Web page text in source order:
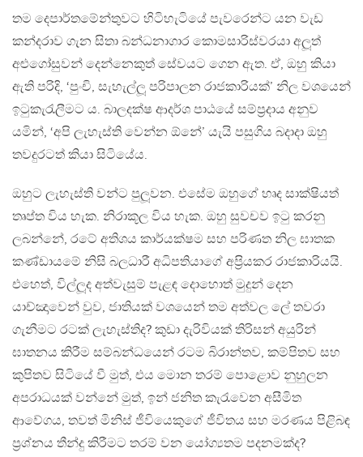
තම දෙපාර්තමේන්තුවට හිටිහැටියේ පැවරෙන්ට යන වැඩ
කන්දරාව ගැන සිතා බන්ධනාගාර කොමසාරිස්වරයා අලූත්
අළුගෝසුවන් දෙන්නෙකුත් සේවයට ගෙන ඇත. ඒ, ඔහු කියා
ඇති පරිදි, ‘පුංචි, සැහැල්ලූ පරිපාලන රාජකාරියක්’ නිල වශයෙන්
ඉටුකැරැලීමට ය. බාලදක්ෂ ආදර්ශ පාඨයේ සම්ප‍්‍රදාය අනුව
යමින්, ‘අපි ලැහැස්ති වෙන්න ඕනේ’ යැයි පසුගිය බදාදා ඔහු
තවදුරටත් කියා සිටියේය.
ඔහුට ලැහැස්ති වන්ට පුලූවන. එසේම ඔහුගේ හෘද සාක්ෂියත්
තෘප්ත විය හැක. නිරාකූල විය හැක. ඔහු සුවචව ඉටු කරනු
ලබන්නේ, රටේ අතිශය කාර්යක්ෂම සහ පරිණත නිල ඝාතක
කණ්ඩායමේ නිසි බලධාරී අධිපතියාගේ අප‍්‍රියකර රාජකාරියයි.
එහෙත්, විල්ලූද අත්වැසුම් පැළඳ දොහොත් මුදුන් දෙන
යාච්ඤාවෙන් වුව, ජාතියක් වශයෙන් තම අත්වල ලේ තවරා
ගැනීමට රටක් ලැහැස්තිද? කුඩා දැරිවියක් තිරිසන් අයුරින්
ඝාතනය කිරීම සම්බන්ධයෙන් රටම බිරාන්තව, කම්පිතව සහ
කුපිතව සිටියේ වී මුත්, එය මොන තරම් පොළොව නුහුලන
අපරාධයක් වන්නේ මුත්, ඉන් ජනිත කැරැවෙන අසීමිත
ආවේගය, තවත් මිනිස් ජීවියෙකුගේ ජීවිතය සහ මරණය පිළිබඳ
ප‍්‍රශ්නය තීන්දු කිරීමට තරම් වන යෝග්‍යතම පදනමක්ද?